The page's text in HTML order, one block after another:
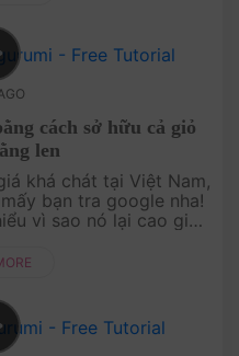
cách sở hữu cả giỏ
len
khá chát tại Việt Nam,
bạn tra google nha!
vì sao nó lại cao giá